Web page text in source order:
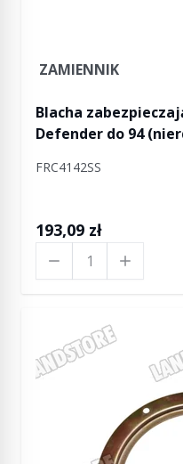
ZAMIENNIK
Blacha
Defender do 94
FRC4142SS
193,09 zł